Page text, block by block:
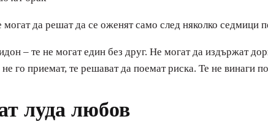
да решат да се оженят само след няколко седмици
– те не могат един без друг. Не могат да издържат
го приемат, те решават да поемат риска. Те не винаги
луда любов